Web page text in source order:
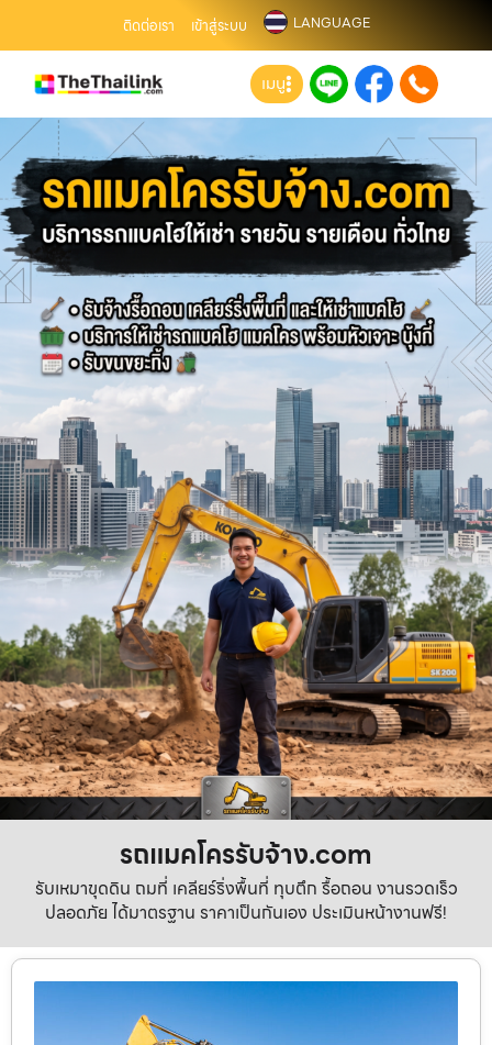
ติดต่อเรา เข้าสู่ระบบ LANGUAGE
เมนู
รถแมคโครรับจ้าง.com
รับเหมาขุดดิน ถมที่ เคลียร์ริ่งพื้นที่ ทุบตึก รื้อถอน งานรวดเร็ว
ปลอดภัย ได้มาตรฐาน ราคาเป็นกันเอง ประเมินหน้างานฟรี!